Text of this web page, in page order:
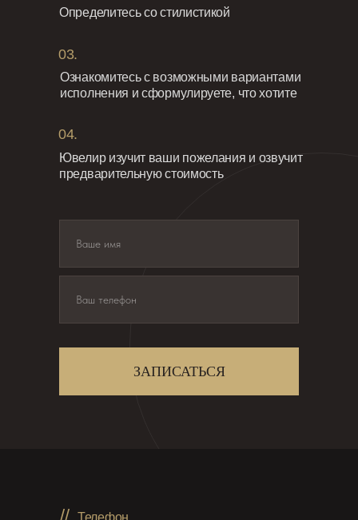
Ознакомитесь с возможными вариантами
исполнения и сформулируете, что хотите
Определитесь со стилистикой
03.
Ювелир изучит ваши пожелания и озвучит
предварительную стоимость
04.
ЗАПИСАТЬСЯ
Телефон
//